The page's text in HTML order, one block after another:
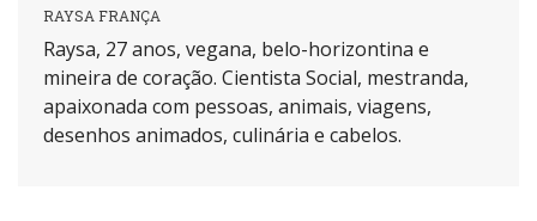
RAYSA FRANÇA
Raysa, 27 anos, vegana, belo-horizontina e
mineira de coração. Cientista Social, mestranda,
apaixonada com pessoas, animais, viagens,
desenhos animados, culinária e cabelos.